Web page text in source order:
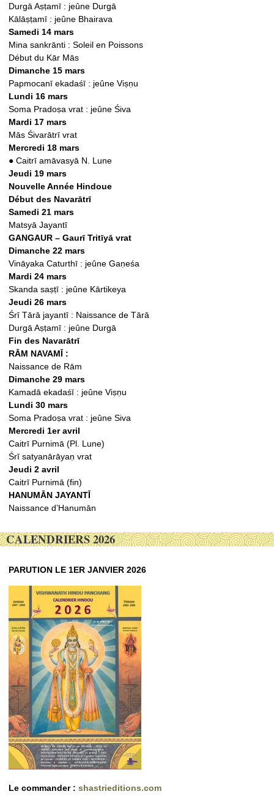
Durgā Aṣṭamī : jeûne Durgā
Kālāṣṭamī : jeûne Bhairava
Samedi 14 mars
Mina sankrānti : Soleil en Poissons
Début du Kār Mās
Dimanche 15 mars
Papmocanī ekadaśī : jeûne Viṣṇu
Lundi 16 mars
Soma Pradoṣa vrat : jeûne Śiva
Mardi 17 mars
Mās Śivarātrī vrat
Mercredi 18 mars
●Caitrī amāvasyā N. Lune
Jeudi 19 mars
Nouvelle Année Hindoue
Début des Navarātrī
Samedi 21 mars
Matsyā Jayantī
GANGAUR – Gaurī Tritīyā vrat
Dimanche 22 mars
Vināyaka Caturthī : jeûne Gaṇeśa
Mardi 24 mars
Skanda saṣṭī : jeûne Kārtikeya
Jeudi 26 mars
Śrī Tārā jayantī : Naissance de Tārā
Durgā Aṣṭamī : jeûne Durgā
Fin des Navarātrī
RĀM NAVAMĪ :
Naissance de Rām
Dimanche 29 mars
Kamadā ekadaśī : jeûne Viṣṇu
Lundi 30 mars
Soma Pradoṣa vrat : jeûne Siva
Mercredi 1er avril
Caitrī Purnimā (Pl. Lune)
Śrī satyanārāyaṇ vrat
Jeudi 2 avril
Caitrī Purnimā (fin)
HANUMĀN JAYANTĪ
Naissance d’Hanumān
CALENDRIERS 2026
PARUTION LE 1ER JANVIER 2026
Le commander :shastrieditions.com